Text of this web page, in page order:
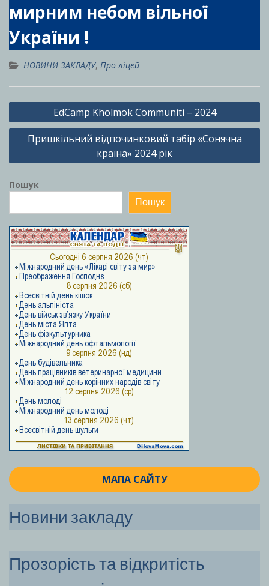
мирним небом вільної
України !
НОВИНИ ЗАКЛАДУ, Про ліцей
Навігація
записів
EdCamp Kholmok Communiti – 2024
Пришкільний відпочинковий табір «Сонячна
країна» 2024 рік
Пошук
Пошук
МАПА САЙТУ
Новини закладу
Прозорість та відкритість